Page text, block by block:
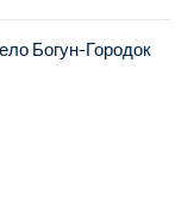
Богун-Городок